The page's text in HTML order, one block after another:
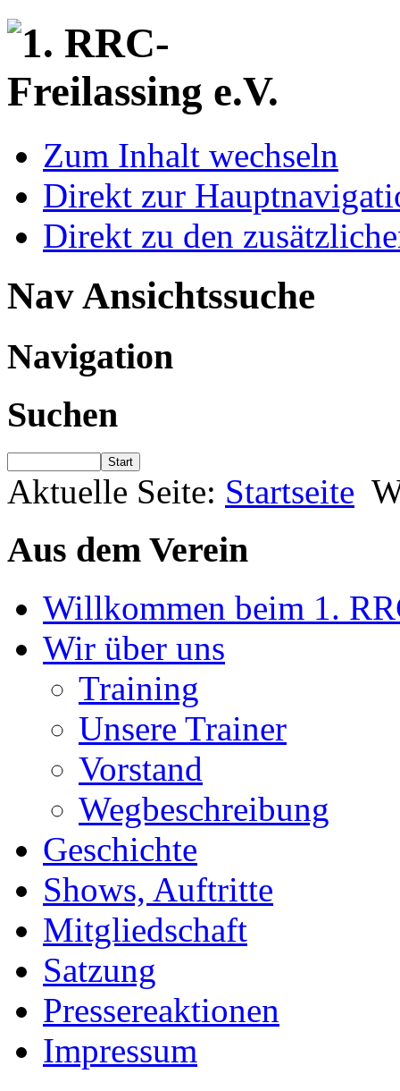
Zum Inhalt wechseln
Direkt zur
Direkt zu den
Nav Ansichtssuche
Navigation
Suchen
Start
Aktuelle Seite: Startseite
Aus dem Verein
Willkommen beim 1.
Wir über uns
Training
Unsere Trainer
Vorstand
Wegbeschreibung
Geschichte
Shows, Auftritte
Mitgliedschaft
Satzung
Pressereaktionen
Impressum